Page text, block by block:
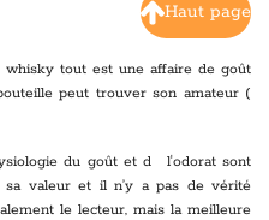
Haut page
whisky tout est une affaire de goût
peut trouver son amateur (
du goût et d
l'odorat sont
sa valeur et il n’y a pas de vérité
le lecteur, mais la meilleure